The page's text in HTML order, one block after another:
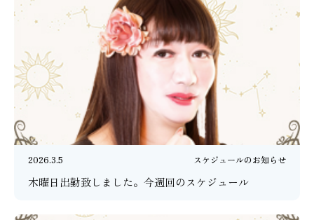
2026.3.5 スケジュールのお知らせ
木曜日出勤致しました。今週回のスケジュール